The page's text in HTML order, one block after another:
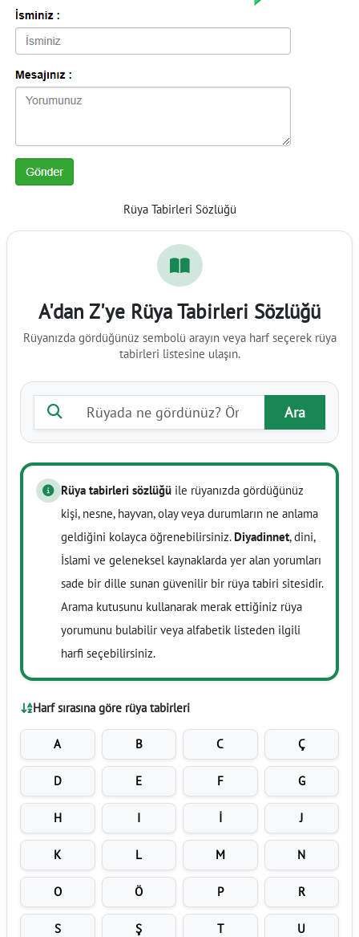
Rüya Tabirleri Sözlüğü
A'dan Z'ye Rüya Tabirleri Sözlüğü
Rüyanızda gördüğünüz sembolü arayın veya harf seçerek rüya
tabirleri listesine ulaşın.
Rüya tabiri ara
Ara
Rüya tabirleri sözlüğü ile rüyanızda gördüğünüz
kişi, nesne, hayvan, olay veya durumların ne anlama
geldiğini kolayca öğrenebilirsiniz. Diyadinnet, dini,
İslami ve geleneksel kaynaklarda yer alan yorumları
sade bir dille sunan güvenilir bir rüya tabiri sitesidir.
Arama kutusunu kullanarak merak ettiğiniz rüya
yorumunu bulabilir veya alfabetik listeden ilgili
harfi seçebilirsiniz.
Harf sırasına göre rüya tabirleri
A B C Ç
D E F G
H I İ J
K L M N
O Ö P R
S Ş T U